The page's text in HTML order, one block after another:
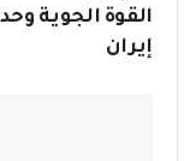
القوة الجوية
إيران